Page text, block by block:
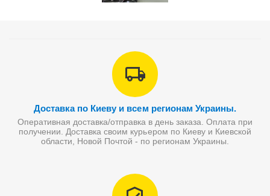
Доставка по Киеву и всем регионам Украины.
Оперативная доставка/отправка в день заказа. Оплата при
получении. Доставка своим курьером по Киеву и Киевской
области, Новой Почтой - по регионам Украины.